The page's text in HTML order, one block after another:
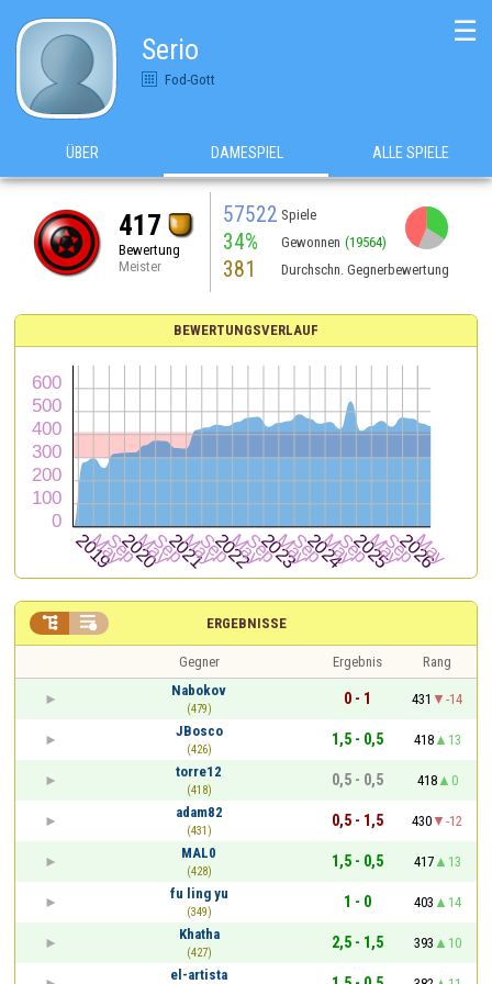
Serio
Fod-Gott
☰
ÜBER DAMESPIEL ALLE SPIELE
417
Bewertung
Meister
57522 Spiele
34% Gewonnen (19564)
381 Durchschn. Gegnerbewertung
BEWERTUNGSVERLAUF
ERGEBNISSE
 
Gegner Ergebnis
Rang
Nabokov
(479)
0 - 1 431
-14
JBosco
(426)
1,5 - 0,5 418
13
torre12
(418)
0,5 - 0,5 418
0
adam82
(431)
0,5 - 1,5 430
-12
MAL0
(428)
1,5 - 0,5 417
13
fu ling yu
(349)
1 - 0 403
14
Khatha
(427)
2,5 - 1,5 393
10
el-artista